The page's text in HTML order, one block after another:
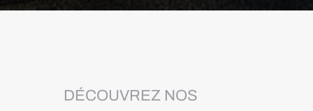
DÉCOUVREZ NOS